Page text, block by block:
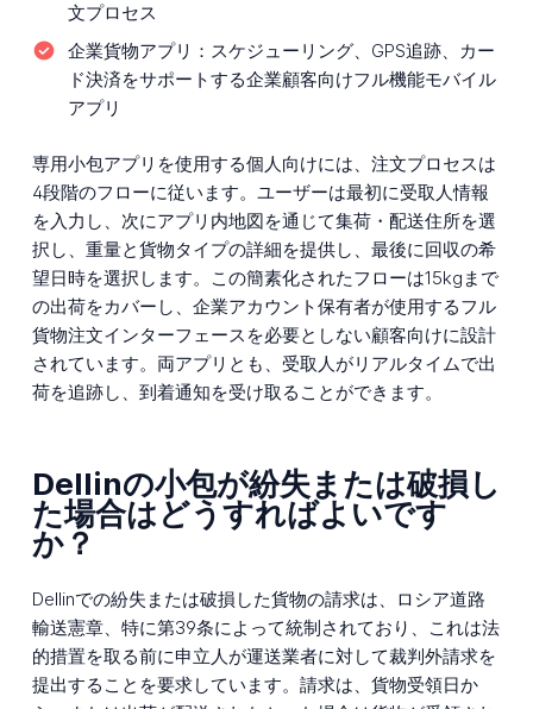
文プロセス
企業貨物アプリ： スケジューリング、GPS追跡、カー
ド決済をサポートする企業顧客向けフル機能モバイル
アプリ
専用小包アプリを使用する個人向けには、注文プロセスは
4段階のフローに従います。ユーザーは最初に受取人情報
を入力し、次にアプリ内地図を通じて集荷・配送住所を選
択し、重量と貨物タイプの詳細を提供し、最後に回収の希
望日時を選択します。この簡素化されたフローは15kgまで
の出荷をカバーし、企業アカウント保有者が使用するフル
貨物注文インターフェースを必要としない顧客向けに設計
されています。両アプリとも、受取人がリアルタイムで出
荷を追跡し、到着通知を受け取ることができます。
Dellinの小包が紛失または破損し
た場合はどうすればよいです
か？
Dellinでの紛失または破損した貨物の請求は、ロシア道路
輸送憲章、特に第39条によって統制されており、これは法
的措置を取る前に申立人が運送業者に対して裁判外請求を
提出することを要求しています。請求は、貨物受領日か